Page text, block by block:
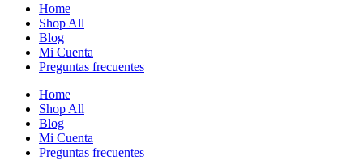
Home
Shop All
Blog
Mi Cuenta
Preguntas frecuentes
Home
Shop All
Blog
Mi Cuenta
Preguntas frecuentes